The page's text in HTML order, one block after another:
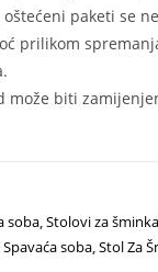
paketi se
prilikom
može biti
soba ,Stolovi za
,Spavaća soba ,Stol Za